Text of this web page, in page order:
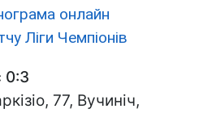
онлайн
Ліги Чемпіонів
0:3
77, Вучиніч,